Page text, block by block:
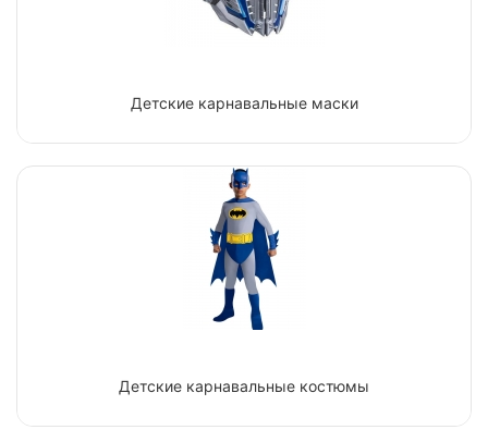
Детские карнавальные маски
Детские карнавальные костюмы